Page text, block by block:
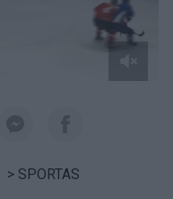
> SPORTAS